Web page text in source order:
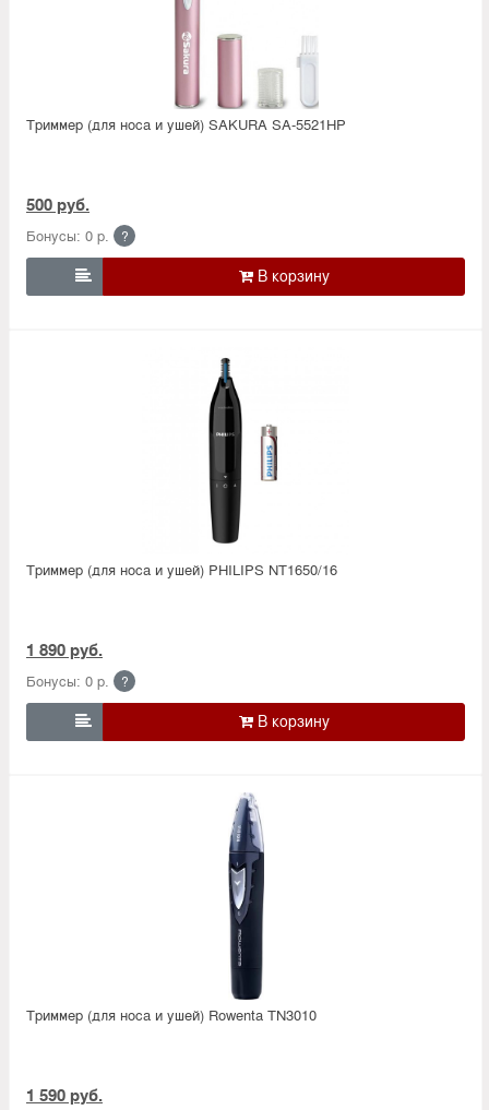
Триммер (для носа и ушей) SAKURA SA-5521HP
500 руб.
Бонусы: 0 р. ?

Триммер (для носа и ушей) PHILIPS NT1650/16
1 890 руб.
Бонусы: 0 р. ?

Триммер (для носа и ушей) Rowenta TN3010
1 590 руб.